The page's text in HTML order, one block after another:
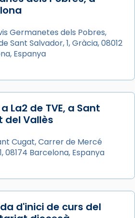
de Barcelona
de juliol, ha tingut lloc la
gràcies en agraïment al
el cardenal Joan
presidit la missa i l’ha
auxiliar de Barcelona,
Germanetes dels Pobres,
Sant Salvador, 1, Gràcia, 08012
Espanya
La2 de TVE, a Sant
del Vallès
Cugat, Carrer de Mercé
08174 Barcelona, Espanya
d'inici de curs del